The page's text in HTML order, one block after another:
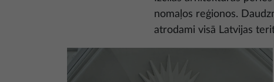
nomaļos reģionos.
atrodami visā Latvijas